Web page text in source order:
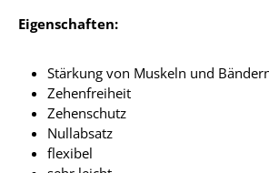
Eigenschaften:
Stärkung von Muskeln und
Zehenfreiheit
Zehenschutz
Nullabsatz
flexibel